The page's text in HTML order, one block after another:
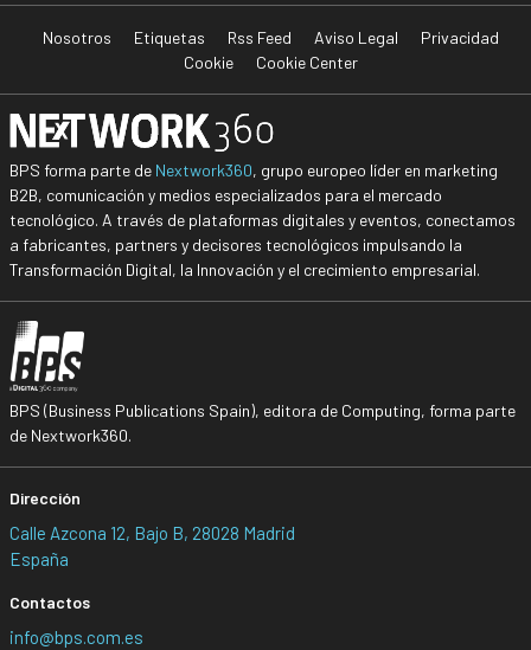
Nosotros Etiquetas Rss Feed Aviso Legal
Privacidad
Cookie
Cookie Center
BPS forma parte de Nextwork360, grupo europeo líder en marketing
B2B, comunicación y medios especializados para el mercado
tecnológico. A través de plataformas digitales y eventos, conectamos
a fabricantes, partners y decisores tecnológicos impulsando la
Transformación Digital, la Innovación y el crecimiento empresarial.
BPS (Business Publications Spain), editora de Computing, forma parte
de Nextwork360.
Dirección
Calle Azcona 12, Bajo B, 28028 Madrid
España
Contactos
info@bps.com.es